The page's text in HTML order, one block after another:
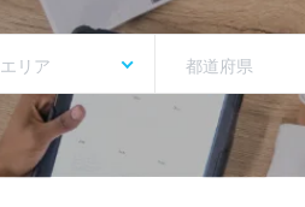
エリア 都道府県